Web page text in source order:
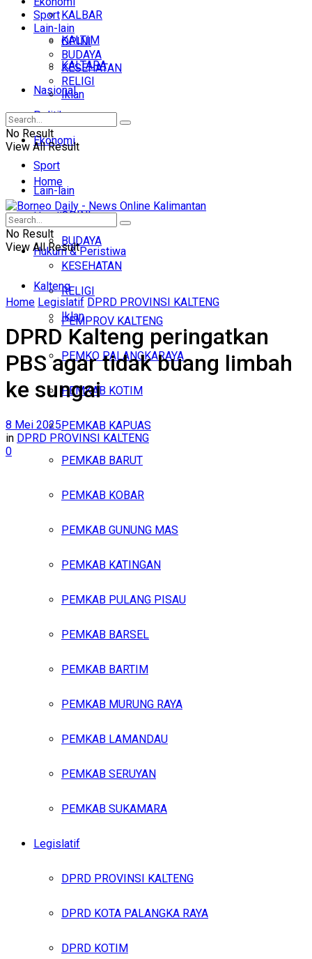
KALBAR
KALTIM
KALTARA
Nasional
Politik
Ekonomi
Sport
Lain-lain
OPINI
BUDAYA
KESEHATAN
RELIGI
Iklan
Jumat, Agustus 7, 2026
Sport
Lain-lain
OPINI
BUDAYA
KESEHATAN
RELIGI
Iklan
No Result
View All Result
Home
Headline
Hukum & Peristiwa
Kalteng
PEMPROV KALTENG
PEMKO PALANGKARAYA
PEMKAB KOTIM
PEMKAB KAPUAS
PEMKAB BARUT
PEMKAB KOBAR
PEMKAB GUNUNG MAS
PEMKAB KATINGAN
PEMKAB PULANG PISAU
PEMKAB BARSEL
PEMKAB BARTIM
PEMKAB MURUNG RAYA
PEMKAB LAMANDAU
PEMKAB SERUYAN
PEMKAB SUKAMARA
Legislatif
DPRD PROVINSI KALTENG
DPRD KOTA PALANGKA RAYA
DPRD KOTIM
No Result
View All Result
Home Legislatif DPRD PROVINSI KALTENG
DPRD Kalteng peringatkan
PBS agar tidak buang limbah
ke sungai
8 Mei 2025
in DPRD PROVINSI KALTENG
0